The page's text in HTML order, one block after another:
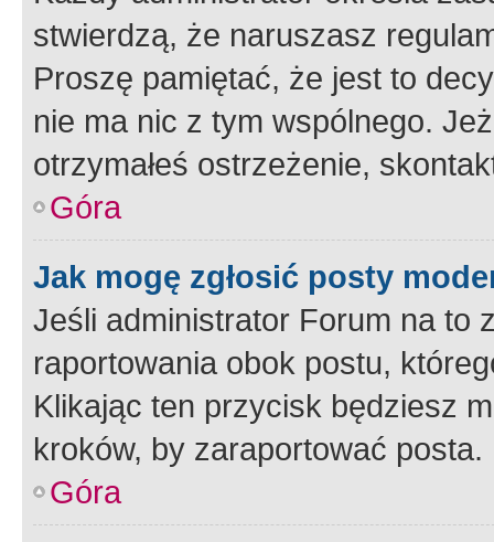
stwierdzą, że naruszasz
Proszę pamiętać, że jest to
nie ma nic z tym wspólnego.
otrzymałeś ostrzeżenie,
Góra
Jak mogę zgłosić posty
Jeśli administrator Forum na to
raportowania obok postu,
Klikając ten przycisk będziesz
kroków, by zaraportować posta.
Góra